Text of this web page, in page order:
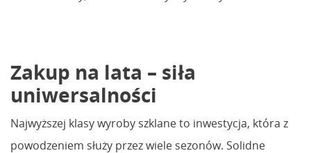
Zakup na lata – siła
uniwersalności
Najwyższej klasy wyroby szklane to inwestycja, która z
powodzeniem służy przez wiele sezonów. Solidne